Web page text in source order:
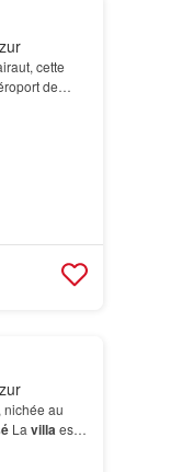
cette
de
nichée au
La villaest